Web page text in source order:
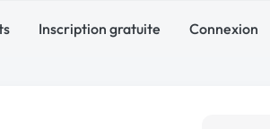
Inscription gratuite Connexion